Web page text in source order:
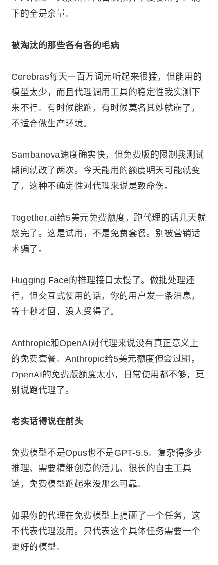
下的全是余量。
被淘汰的那些各有各的毛病
Cerebras每天一百万词元听起来很猛，但能用的
模型太少，而且代理调用工具的稳定性我实测下
来不行。有时候能跑，有时候莫名其妙就崩了，
不适合做生产环境。
Sambanova速度确实快，但免费版的限制我测试
期间就改了两次。今天能用的额度明天可能就变
了，这种不确定性对代理来说是致命伤。
Together.ai给5美元免费额度，跑代理的话几天就
烧完了。这是试用，不是免费套餐。别被营销话
术骗了。
Hugging Face的推理接口太慢了。做批处理还
行，但交互式使用的话，你的用户发一条消息，
等十秒才回，没人受得了。
Anthropic和OpenAI对代理来说没有真正意义上
的免费套餐。Anthropic给5美元额度但会过期，
OpenAI的免费版额度太小，日常使用都不够，更
别说跑代理了。
老实话得说在前头
免费模型不是Opus也不是GPT-5.5。复杂得多步
推理、需要精细创意的活儿、很长的自主工具
链，免费模型跑起来没那么可靠。
如果你的代理在免费模型上搞砸了一个任务，这
不代表代理没用。只代表这个具体任务需要一个
更好的模型。